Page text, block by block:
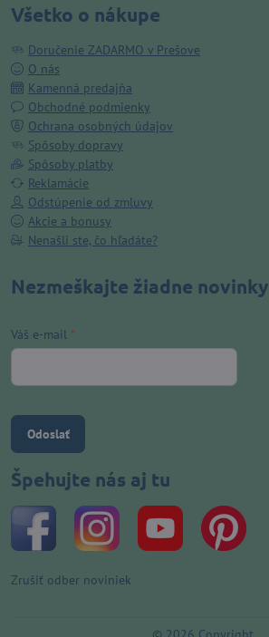
Všetko o nákupe
Doručenie ZADARMO v Prešove
O nás
Kamenná predajňa
Obchodné podmienky
Ochrana osobných údajov
Spôsoby dopravy
Spôsoby platby
Reklamácie
Odstúpenie od zmluvy
Akcie a bonusy
Nenašli ste, čo hľadáte?
Nezmeškajte žiadne novinky
Váš e-mail *
Odoslať
Špehujte nás aj tu
Zrušiť odber noviniek